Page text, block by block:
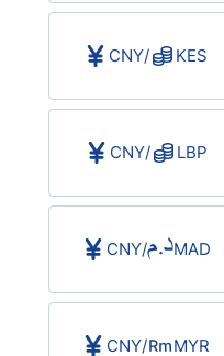
CNY/ KES
CNY/ LBP
CNY/ MAD
CNY/ MYR